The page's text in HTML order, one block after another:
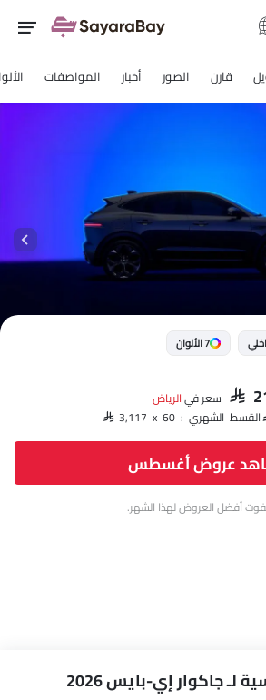
قارن الصور أخبار المواصفات
7 الألوان
SAR سعر فيالرياض‎
القسط الشهري : SAR 3,117 x 60
عروض أغسطس
أفضل العروض لهذا الشهر.
لـ جاكوار إي-بايس 2026